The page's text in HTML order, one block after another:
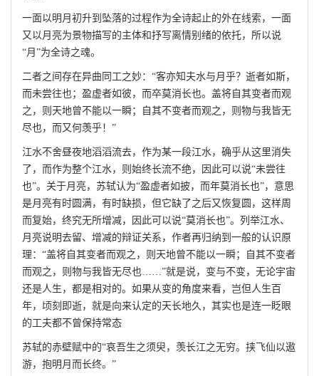
一面以明月初升到坠落的过程作为全诗起止的外在线索，一面
又以月亮为景物描写的主体和抒写离情别绪的依托，所以说
“月”为全诗之魂。
二者之间存在异曲同工之妙：“客亦知夫水与月乎？逝者如斯，
而未尝往也；盈虚者如彼，而卒莫消长也。盖将自其变者而观
之，则天地曾不能以一瞬；自其不变者而观之，则物与我皆无
尽也，而又何羡乎！”
江水不舍昼夜地滔滔流去，作为某一段江水，确乎从这里消失
了，而作为整个江水，则始终长流不绝，因此可以说“未尝往
也”。关于月亮，苏轼认为“盈虚者如披，而年莫消长也”，意思
是月亮有时圆满，有时缺损，但它缺了之后又恢复圆，这样周
而复始，终究无所增减，因此可以说“莫消长也”。列举江水、
月亮说明去留、增减的辩证关系，作者再归纳到一般的认识原
理：“盖将自其变者而观之，则天地曾不能以一瞬；自其不变者
而观之，则物与我皆无尽也……”就是说，变与不变，无论宇宙
还是人生，都是相对的。如果从变的角度来看，岂但人生百
年，顷刻即逝，就是向来认定的天长地久，其实也是连一眨眼
的工夫都不曾保持常态
苏轼的赤壁赋中的“哀吾生之须臾，羡长江之无穷。挟飞仙以遨
游，抱明月而长终。”